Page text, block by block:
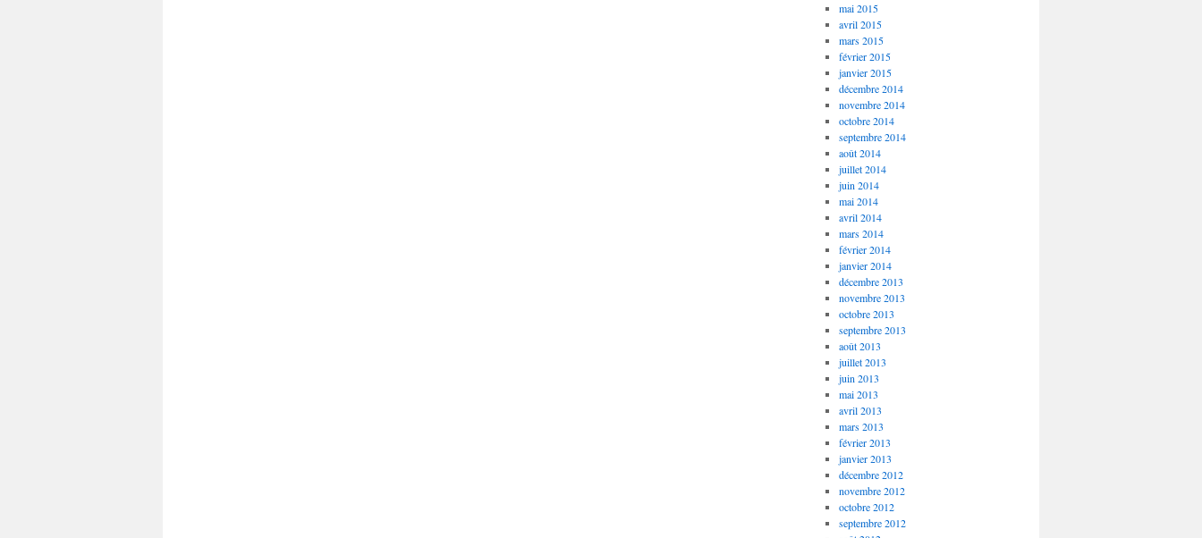
mai 2015
avril 2015
mars 2015
février 2015
janvier 2015
décembre 2014
novembre 2014
octobre 2014
septembre 2014
août 2014
juillet 2014
juin 2014
mai 2014
avril 2014
mars 2014
février 2014
janvier 2014
décembre 2013
novembre 2013
octobre 2013
septembre 2013
août 2013
juillet 2013
juin 2013
mai 2013
avril 2013
mars 2013
février 2013
janvier 2013
décembre 2012
novembre 2012
octobre 2012
septembre 2012